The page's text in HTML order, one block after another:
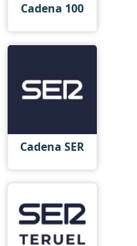
Cadena 100
Cadena SER